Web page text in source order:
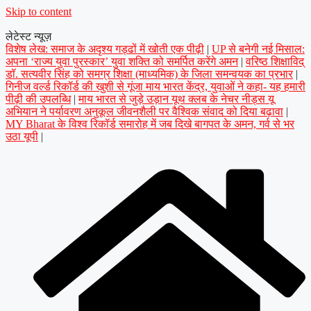
Skip to content
लेटेस्ट न्यूज़
विशेष लेख: समाज के अदृश्य गड्ढों में खोती एक पीढ़ी | UP से बनेगी नई मिसाल:
अपना ‘राज्य युवा पुरस्कार’ युवा शक्ति को समर्पित करेंगे अमन | वरिष्ठ शिक्षाविद्
डॉ. सत्यवीर सिंह को समग्र शिक्षा (माध्यमिक) के जिला समन्वयक का प्रभार |
गिनीज वर्ल्ड रिकॉर्ड की खुशी से गूंजा माय भारत केंद्र, युवाओं ने कहा- यह हमारी
पीढ़ी की उपलब्धि | माय भारत से जुड़े उड़ान यूथ क्लब के नेचर नीड्स यू
अभियान ने पर्यावरण अनुकूल जीवनशैली पर वैश्विक संवाद को दिया बढ़ावा |
MY Bharat के विश्व रिकॉर्ड समारोह में जब दिखे बागपत के अमन, गर्व से भर
उठा यूपी |